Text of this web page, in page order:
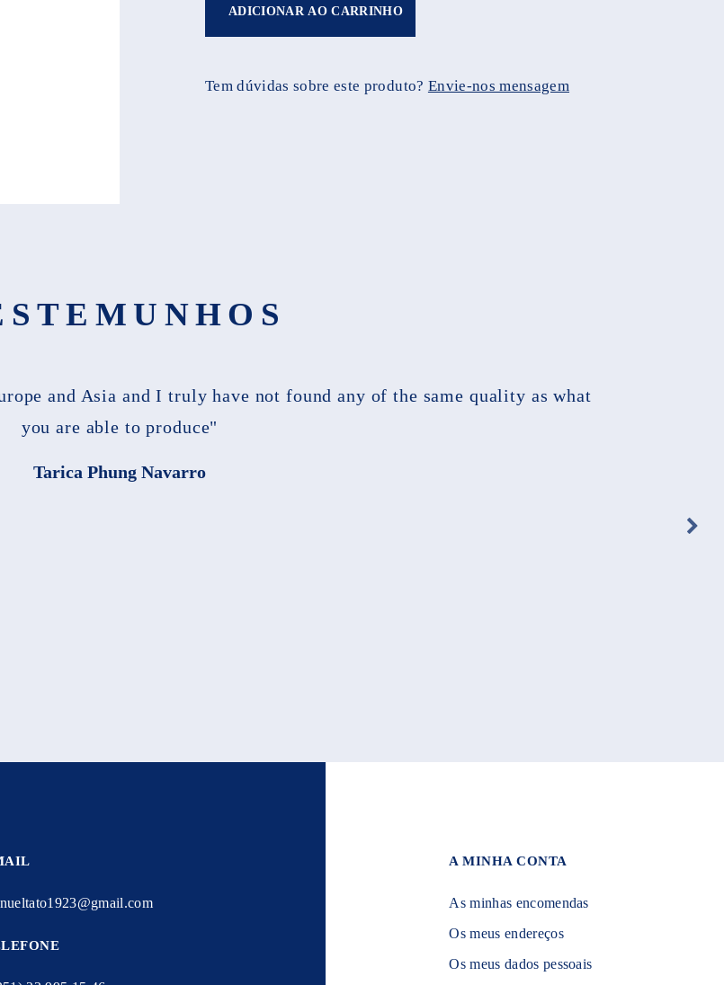
ADICIONAR AO CARRINHO
Tem dúvidas sobre este produto? Envie-nos mensagem
and Asia and I truly have not found any of the same quality as what
you are able to produce"
Tarica Phung Navarro
A MINHA CONTA
As minhas encomendas
Os meus endereços
Os meus dados pessoais